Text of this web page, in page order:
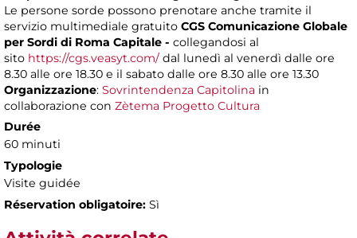
Le persone sorde possono prenotare anche tramite il
servizio multimediale gratuito CGS Comunicazione Globale
per Sordi di Roma Capitale - collegandosi al
sito https://cgs.veasyt.com/dal lunedì al venerdì dalle ore
8.30 alle ore 18.30 e il sabato dalle ore 8.30 alle ore 13.30
Organizzazione: Sovrintendenza Capitolina in
collaborazione con Zètema Progetto Cultura
Durée
60 minuti
Typologie
Visite guidée
Réservation obligatoire: Sì